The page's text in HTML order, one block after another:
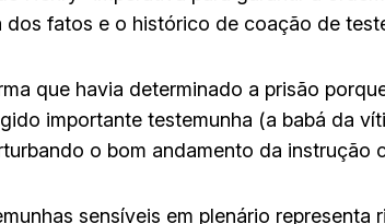
fatos e o histórico de coação de
que havia determinado a prisão
importante testemunha (a babá da
o bom andamento da instrução
sensíveis em plenário representa